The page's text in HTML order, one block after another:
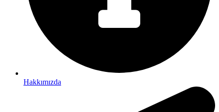
Hakkımızda